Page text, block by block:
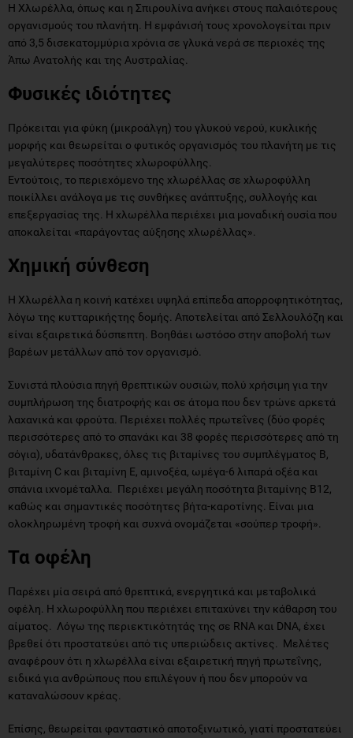
Η Χλωρέλλα, όπως και η Σπιρουλίνα ανήκει στους παλαιότερους
οργανισμούς του πλανήτη. Η εμφάνισή τους χρονολογείται πριν
από 3,5 δισεκατομμύρια χρόνια σε γλυκά νερά σε περιοχές της
Άπω Ανατολής και της Αυστραλίας.
Φυσικές ιδιότητες
Πρόκειται για φύκη (μικροάλγη) του γλυκού νερού, κυκλικής
μορφής και θεωρείται ο φυτικός οργανισμός του πλανήτη με τις
μεγαλύτερες ποσότητες χλωροφύλλης.
Εντούτοις, το περιεχόμενο της χλωρέλλας σε χλωροφύλλη
ποικίλλει ανάλογα με τις συνθήκες ανάπτυξης, συλλογής και
επεξεργασίας της. Η χλωρέλλα περιέχει μια μοναδική ουσία που
αποκαλείται «παράγοντας αύξησης χλωρέλλας».
Χημική σύνθεση
Η Χλωρέλλα η κοινή κατέχει υψηλά επίπεδα απορροφητικότητας,
λόγω της κυτταρικήςτης δομής. Αποτελείται από Σελλουλόζη και
είναι εξαιρετικά δύσπεπτη. Βοηθάει ωστόσο στην αποβολή των
βαρέων μετάλλων από τον οργανισμό.
Συνιστά πλούσια πηγή θρεπτικών ουσιών, πολύ χρήσιμη για την
συμπλήρωση της διατροφής και σε άτομα που δεν τρώνε αρκετά
λαχανικά και φρούτα. Περιέχει πολλές πρωτεΐνες (δύο φορές
περισσότερες από το σπανάκι και 38 φορές περισσότερες από τη
σόγια), υδατάνθρακες, όλες τις βιταμίνες του συμπλέγματος Β,
βιταμίνη C και βιταμίνη Ε, αμινοξέα, ωμέγα-6 λιπαρά οξέα και
σπάνια ιχνομέταλλα. Περιέχει μεγάλη ποσότητα βιταμίνης Β12,
καθώς και σημαντικές ποσότητες βήτα-καροτίνης. Είναι μια
ολοκληρωμένη τροφή και συχνά ονομάζεται «σούπερ τροφή».
Τα οφέλη
Παρέχει μία σειρά από θρεπτικά, ενεργητικά και μεταβολικά
οφέλη. Η χλωροφύλλη που περιέχει επιταχύνει την κάθαρση του
αίματος. Λόγω της περιεκτικότητάς της σε RNA και DNA, έχει
βρεθεί ότι προστατεύει από τις υπεριώδεις ακτίνες. Μελέτες
αναφέρουν ότι η χλωρέλλα είναι εξαιρετική πηγή πρωτεΐνης,
ειδικά για ανθρώπους που επιλέγουν ή που δεν μπορούν να
καταναλώσουν κρέας.
Επίσης, θεωρείται φανταστικό αποτοξινωτικό, γιατί προστατεύει